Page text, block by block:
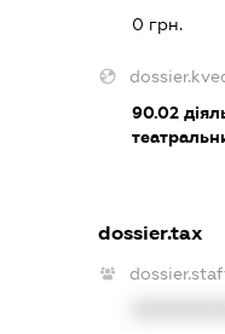
0 грн.
90.02
dossier.tax